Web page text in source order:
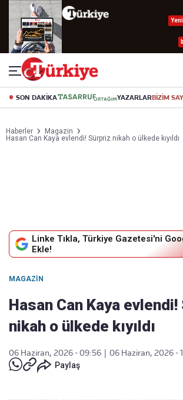
SON DAKİKA YAZARLARBİZİM
Haberler
Magazin
Hasan Can Kaya evlendi! Sürpriz nikah o ülkede kıyıldı
Linke Tıkla, Türkiye Gazetesi'ni
Ekle!
MAGAZIN
Hasan Can Kaya
nikah o ülkede kıyıldı
06 Haziran, 2026 - 09:56
06 Haziran, 2026 -
Paylaş